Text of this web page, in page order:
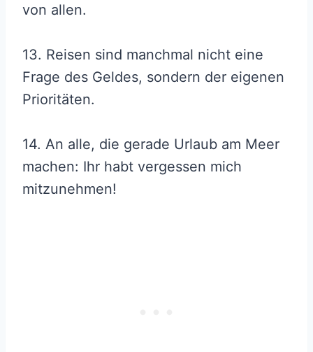
von allen.
13. Reisen sind manchmal nicht eine
Frage des Geldes, sondern der eigenen
Prioritäten.
14. An alle, die gerade Urlaub am Meer
machen: Ihr habt vergessen mich
mitzunehmen!